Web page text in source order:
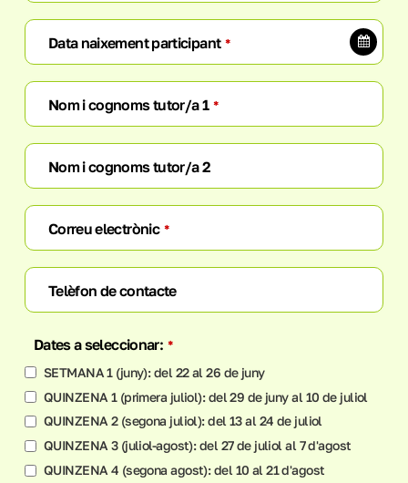
Data naixement participant *
Nom i cognoms tutor/a 1 *
Nom i cognoms tutor/a 2
Correu electrònic *
Telèfon de contacte
Dates a seleccionar: *
SETMANA 1 (juny): del 22 al 26 de juny
QUINZENA 1 (primera juliol): del 29 de juny al 10 de juliol
QUINZENA 2 (segona juliol): del 13 al 24 de juliol
QUINZENA 3 (juliol-agost): del 27 de juliol al 7 d'agost
QUINZENA 4 (segona agost): del 10 al 21 d'agost